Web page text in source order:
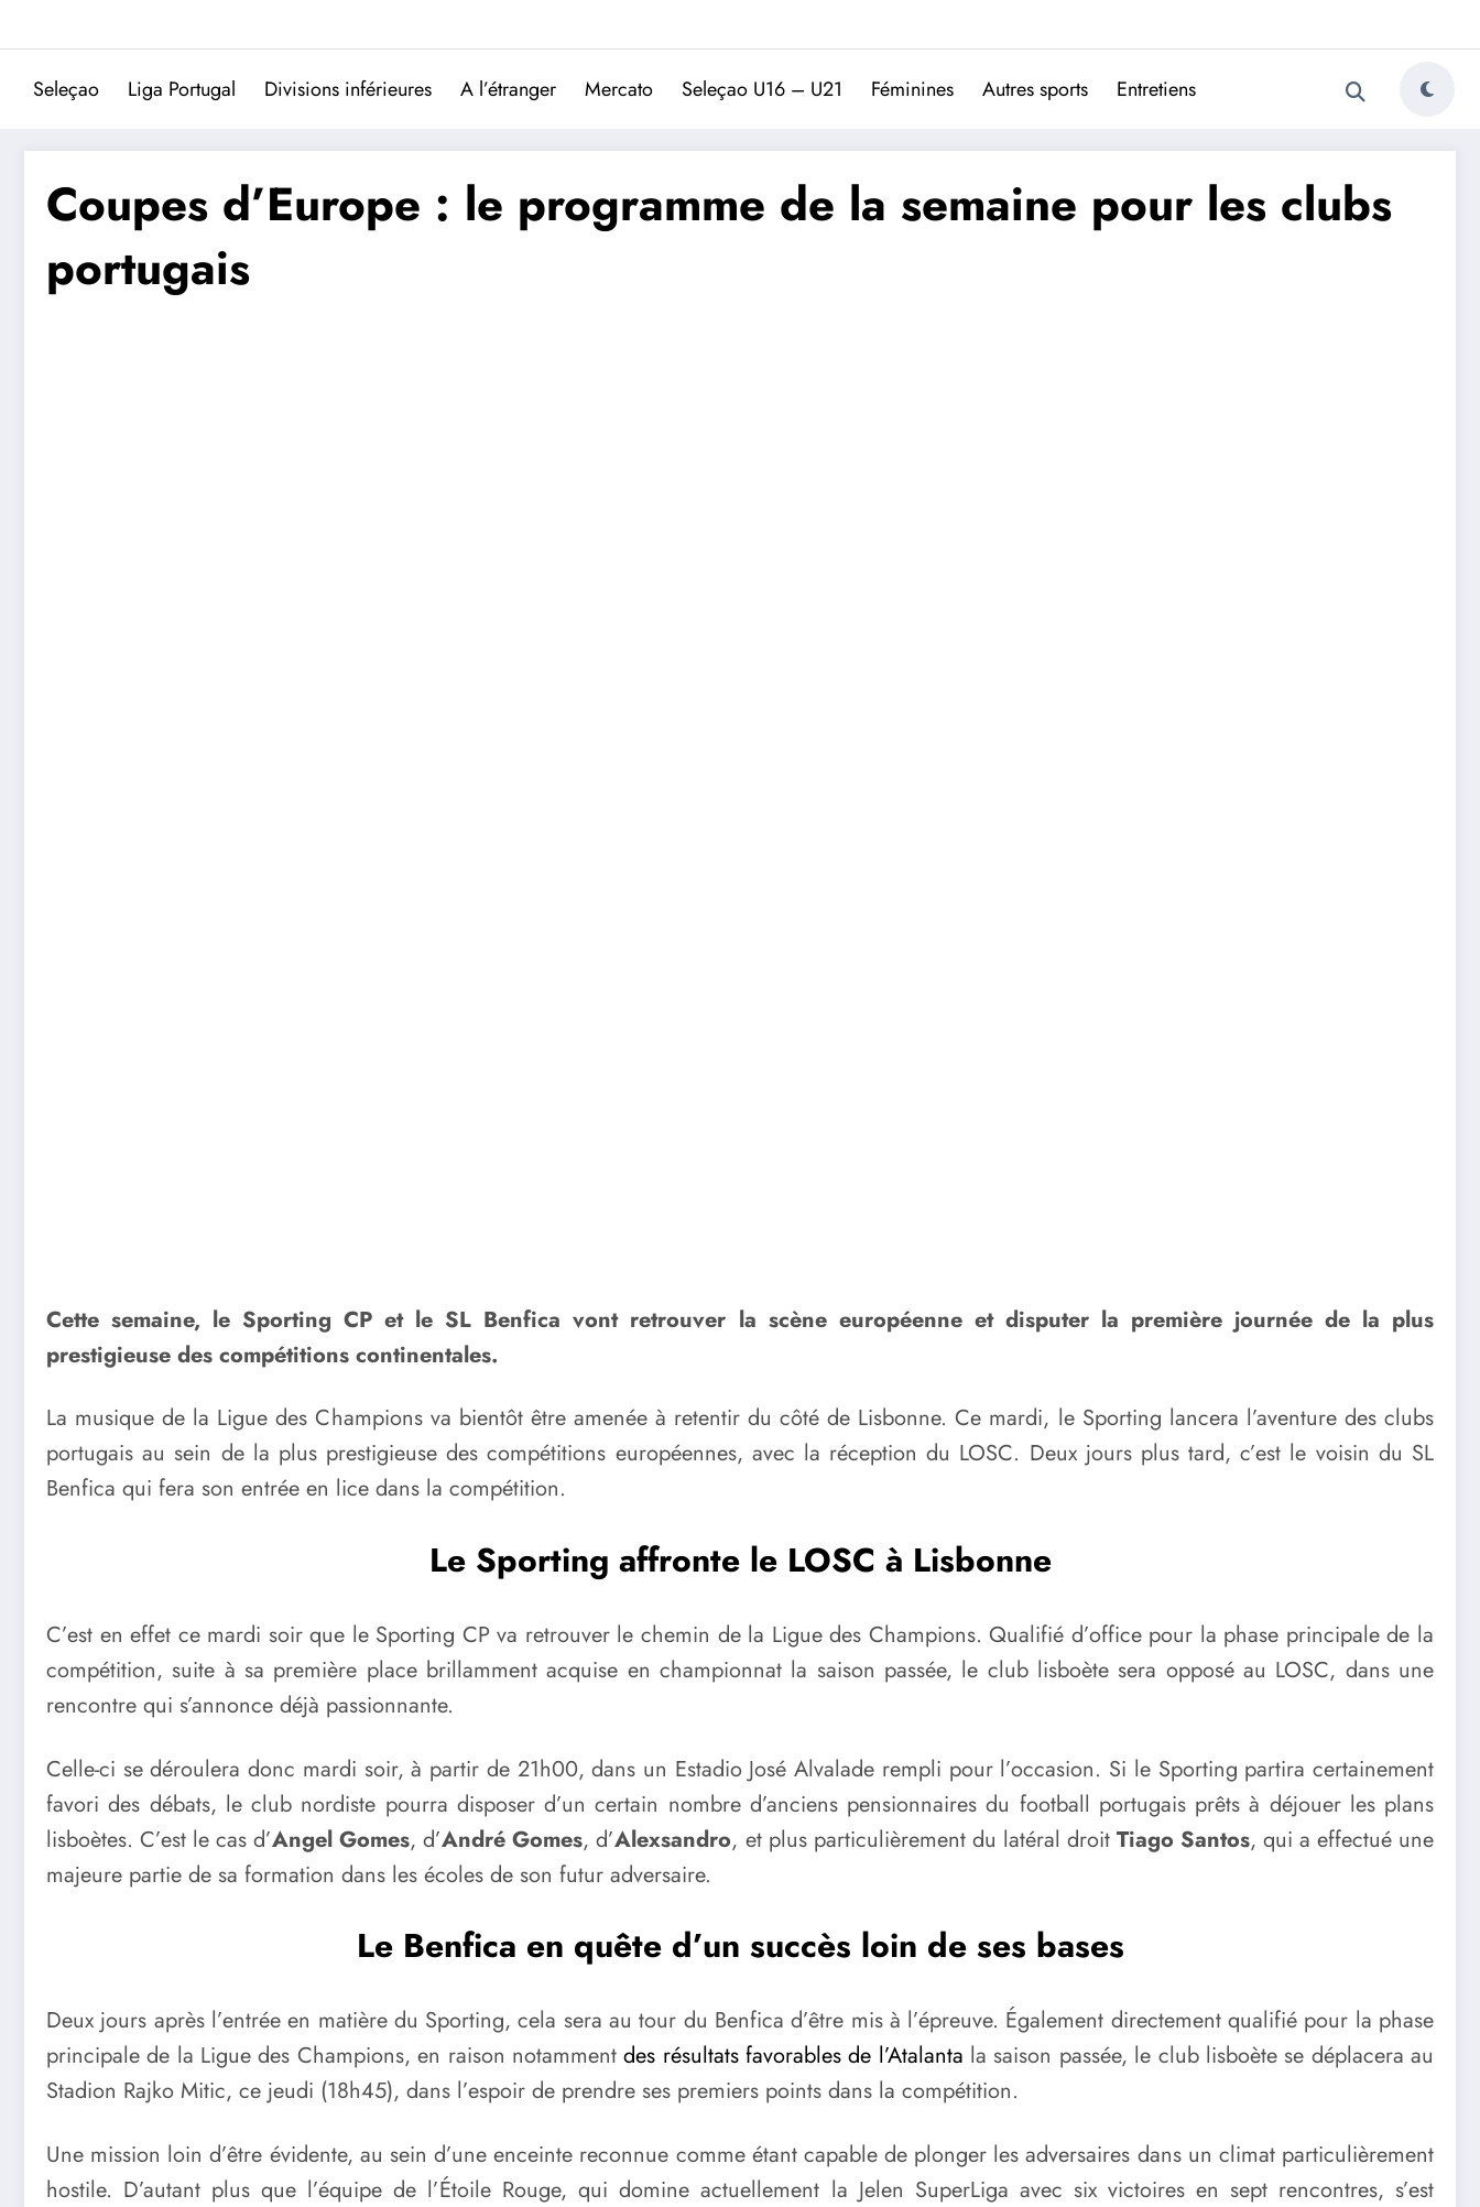
Trivela
L'actualité du football portugais
Seleçao Liga Portugal Divisions inférieures A l’étranger Mercato Seleçao U16 – U21 Féminines Autres sports Entretiens
Coupes d’Europe : le programme de la semaine pour les clubs
portugais
Cette semaine, le Sporting CP et le SL Benfica vont retrouver la scène européenne et disputer la première journée de la plus
prestigieuse des compétitions continentales.
La musique de la Ligue des Champions va bientôt être amenée à retentir du côté de Lisbonne. Ce mardi, le Sporting lancera l’aventure des clubs
portugais au sein de la plus prestigieuse des compétitions européennes, avec la réception du LOSC. Deux jours plus tard, c’est le voisin du SL
Benfica qui fera son entrée en lice dans la compétition.
Le Sporting affronte le LOSC à Lisbonne
C’est en effet ce mardi soir que le Sporting CP va retrouver le chemin de la Ligue des Champions. Qualifié d’office pour la phase principale de la
compétition, suite à sa première place brillamment acquise en championnat la saison passée, le club lisboète sera opposé au LOSC, dans une
rencontre qui s’annonce déjà passionnante.
Celle-ci se déroulera donc mardi soir, à partir de 21h00, dans un Estadio José Alvalade rempli pour l’occasion. Si le Sporting partira certainement
favori des débats, le club nordiste pourra disposer d’un certain nombre d’anciens pensionnaires du football portugais prêts à déjouer les plans
lisboètes. C’est le cas d’Angel Gomes, d’André Gomes, d’Alexsandro, et plus particulièrement du latéral droitTiago Santos, qui a effectué une
majeure partie de sa formation dans les écoles de son futur adversaire.
Le Benfica en quête d’un succès loin de ses bases
Deux jours après l’entrée en matière du Sporting, cela sera au tour du Benfica d’être mis à l’épreuve. Également directement qualifié pour la phase
principale de la Ligue des Champions, en raison notammentdes résultats favorables de l’Atalanta la saison passée, le club lisboète se déplacera au
Stadion Rajko Mitic, ce jeudi (18h45), dans l’espoir de prendre ses premiers points dans la compétition.
Une mission loin d’être évidente, au sein d’une enceinte reconnue comme étant capable de plonger les adversaires dans un climat particulièrement
hostile. D’autant plus que l’équipe de l’Étoile Rouge, qui domine actuellement la Jelen SuperLiga avec six victoires en sept rencontres, s’est